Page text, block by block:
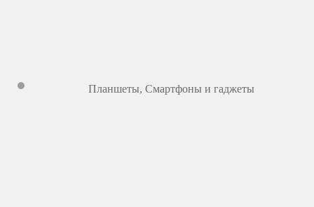
Планшеты, Смартфоны и гаджеты